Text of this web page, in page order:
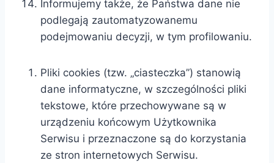
Informujemy także, że Państwa dane nie
podlegają zautomatyzowanemu
podejmowaniu decyzji, w tym profilowaniu.
Pliki cookies (tzw. „ciasteczka”) stanowią
dane informatyczne, w szczególności pliki
tekstowe, które przechowywane są w
urządzeniu końcowym Użytkownika
Serwisu i przeznaczone są do korzystania
ze stron internetowych Serwisu.